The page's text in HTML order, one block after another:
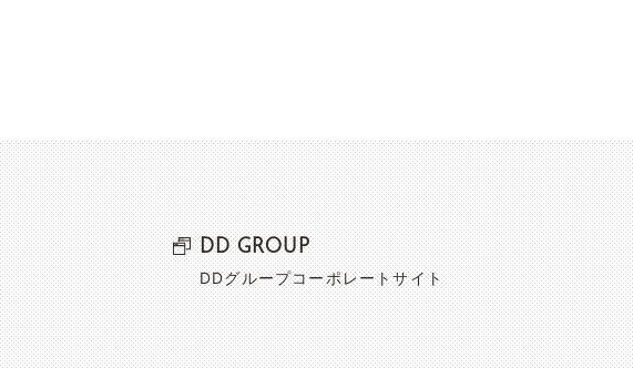
DD GROUP
DDグループコーポレートサイト